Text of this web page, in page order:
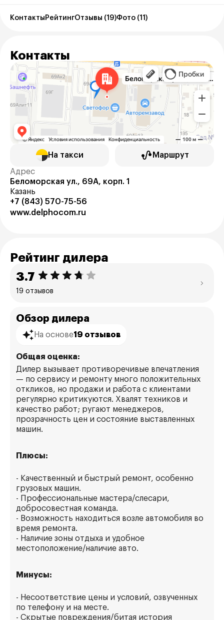
Контакты РейтингОтзывы (19)Фото (11)
Контакты
На такси Маршрут
Адрес
Беломорская ул., 69А, корп. 1
Казань
+7 (843) 570-75-56
www.delphocom.ru
Рейтинг дилера
3.7
19 отзывов
Обзор дилера
На основе19 отзывов
Общая оценка:
Дилер вызывает противоречивые впечатления
— по сервису и ремонту много положительных
откликов, но продажи и работа с клиентами
регулярно критикуются. Хвалят техников и
качество работ; ругают менеджеров,
прозрачность цен и состояние выставленных
машин.
Плюсы:
- Качественный и быстрый ремонт, особенно
грузовых машин.
- Профессиональные мастера/слесари,
добросовестная команда.
- Возможность находиться возле автомобиля во
время ремонта.
- Наличие зоны отдыха и удобное
местоположение/наличие авто.
Минусы:
- Несоответствие цены и условий, озвученных
по телефону и на месте.
- Скрытые повреждения/битая история